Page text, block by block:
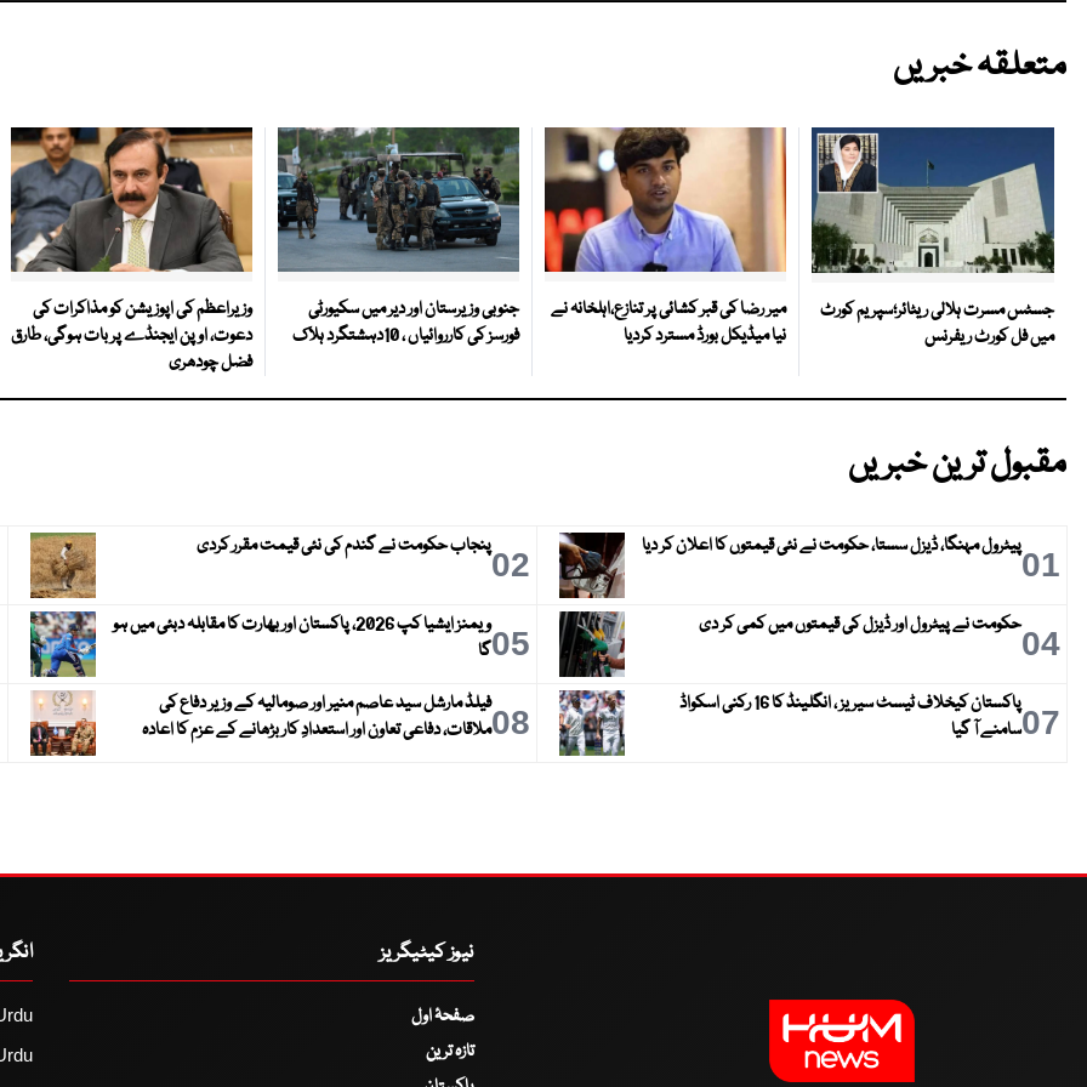
متعلقہ خبریں
جسٹس مسرت ہلالی ریٹائر؛سپریم کورٹ
میں فل کورٹ ریفرنس
میر رضا کی قبر کشائی پر تنازع،اہلخانہ نے
نیا میڈیکل بورڈ مسترد کردیا
جنوبی وزیرستان اور دیر میں سکیورٹی
فورسز کی کارروائیاں ، 10دہشتگرد ہلاک
وزیراعظم کی اپوزیشن کو مذاکرات کی
دعوت، اوپن ایجنڈے پر بات ہوگی، طارق
فضل چودھری
مقبول ترین خبریں
01پیٹرول مہنگا، ڈیزل سستا، حکومت نے نئی قیمتوں کا اعلان کر دیا 02پنجاب حکومت نے گندم کی نئی قیمت مقرر کردی
04حکومت نے پیٹرول اور ڈیزل کی قیمتوں میں کمی کر دی 05
ویمنز ایشیا کپ 2026، پاکستان اور بھارت کا مقابلہ دبئی میں ہو
گا
07
پاکستان کیخلاف ٹیسٹ سیریز ، انگلینڈ کا 16 رکنی اسکواڈ
سامنے آ گیا
08فیلڈ مارشل سید عاصم منیر اور صومالیہ کے وزیر دفاع کی
ملاقات، دفاعی تعاون اور استعدادِ کار بڑھانے کے عزم کا اعادہ
نیوز کیٹیگریز
صفحۂ اول
تازہ ترین